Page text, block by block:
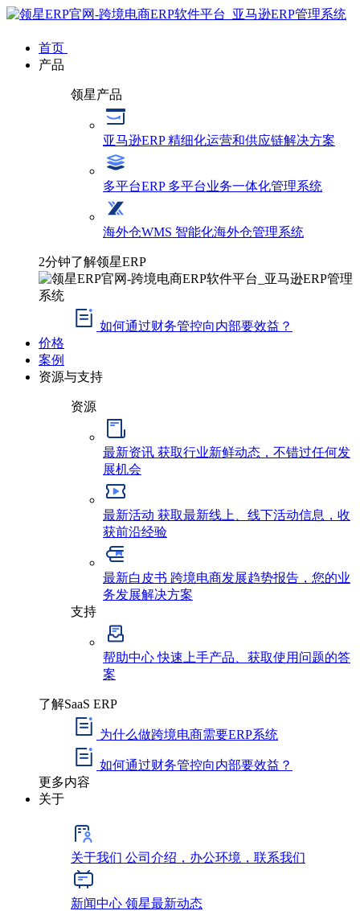
首页
产品
领星产品
亚马逊ERP精细化运营和供应链解决方案
多平台ERP 多平台业务一体化管理系统
海外仓WMS 智能化海外仓管理系统
2分钟了解领星ERP
如何通过财务管控向内部要效益？
价格
案例
资源与支持
资源
最新资讯 获取行业新鲜动态，不错过任何发
展机会
最新活动 获取最新线上、线下活动信息，收
获前沿经验
最新白皮书 跨境电商发展趋势报告，您的业
务发展解决方案
支持
帮助中心快速上手产品、获取使用问题的答
案
了解SaaS ERP
为什么做跨境电商需要ERP系统
如何通过财务管控向内部要效益？
更多内容
关于
关于我们 公司介绍，办公环境，联系我们
新闻中心 领星最新动态